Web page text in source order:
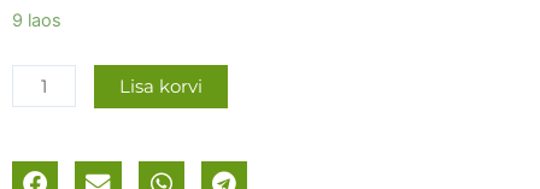
9 laos
Kääruline
värvide
mix
Lisa korvi